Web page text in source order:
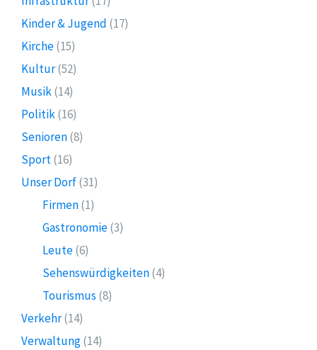
Kinder & Jugend (17)
Kirche(15)
Kultur(52)
Musik(14)
Politik(16)
Senioren(8)
Sport(16)
Unser Dorf(31)
Firmen(1)
Gastronomie(3)
Leute(6)
Sehenswürdigkeiten(4)
Tourismus (8)
Verkehr(14)
Verwaltung(14)